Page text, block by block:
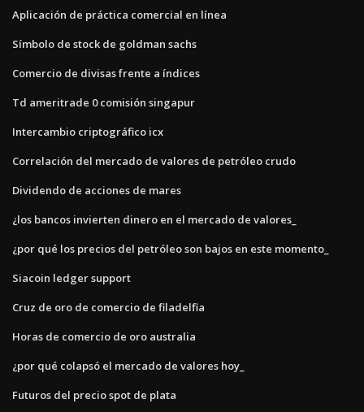
Aplicación de práctica comercial en línea
Símbolo de stock de goldman sachs
Comercio de divisas frente a índices
Td ameritrade 0 comisión singapur
Intercambio criptográfico icx
Correlación del mercado de valores de petróleo crudo
Dividendo de acciones de mares
¿los bancos invierten dinero en el mercado de valores_
¿por qué los precios del petróleo son bajos en este momento_
Siacoin ledger support
Cruz de oro de comercio de filadelfia
Horas de comercio de oro australia
¿por qué colapsó el mercado de valores hoy_
Futuros del precio spot de plata